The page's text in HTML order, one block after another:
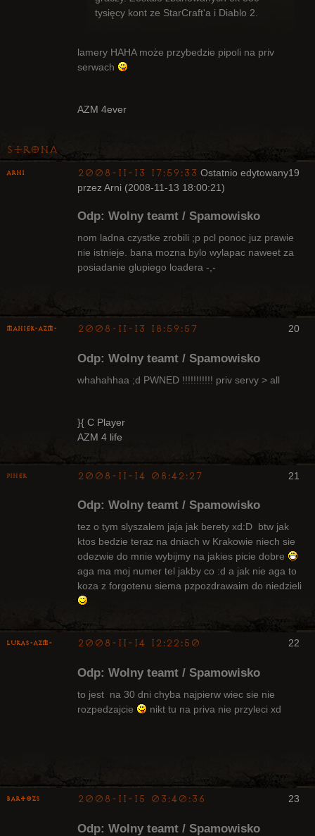
tysięcy kont ze StarCraft'a i Diablo 2.
lamery HAHA może przybedzie pipoli na priv
serwach
AZM 4ever
Strona
19
Arni 2008-11-13 17:59:33 Ostatnio edytowany
przez Arni (2008-11-13 18:00:21)
Odp: Wolny teamt / Spamowisko
nom ladna czystke zrobili ;p pcl ponoc juz prawie
nie istnieje. bana mozna bylo wylapac naweet za
posiadanie glupiego loadera -,-
20
Maniek-AZM- 2008-11-13 18:59:57
Odp: Wolny teamt / Spamowisko
whahahhaa ;d PWNED !!!!!!!!!!! priv servy > all
}{ C Player
AZM 4 life
21
pinek 2008-11-14 08:42:27
Odp: Wolny teamt / Spamowisko
tez o tym slyszalem jaja jak berety xd:D btw jak
ktos bedzie teraz na dniach w Krakowie niech sie
odezwie do mnie wybijmy na jakies picie dobre
aga ma moj numer tel jakby co :d a jak nie aga to
koza z forgotenu siema pzpozdrawaim do niedzieli
22
lukas-azm- 2008-11-14 12:22:50
Odp: Wolny teamt / Spamowisko
to jest na 30 dni chyba najpierw wiec sie nie
rozpedzajcie
nikt tu na priva nie przyleci xd
23
bartozs 2008-11-15 03:40:36
Odp: Wolny teamt / Spamowisko